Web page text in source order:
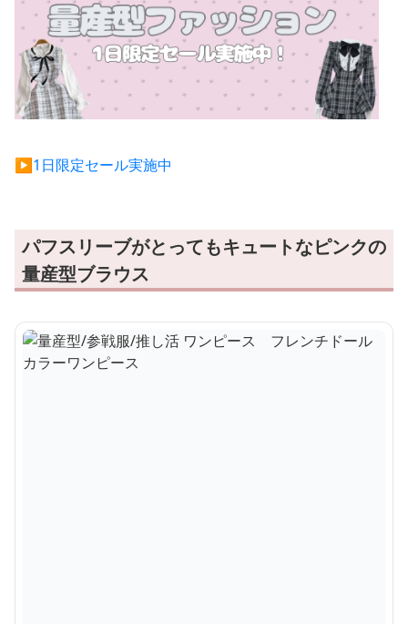
▶︎1日限定セール実施中
パフスリーブがとってもキュートなピンクの
量産型ブラウス